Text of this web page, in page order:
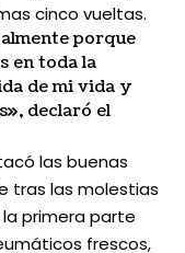
cinco vueltas.
porque
en toda la
de mi vida y
declaró el
las buenas
tras las molestias
la primera parte
frescos,